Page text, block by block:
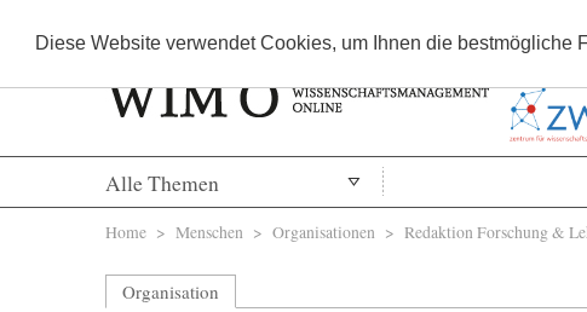
Diese Website verwendet Cookies, um Ihnen die bestmögliche
Alle Themen
Sie sind hier
Home > Menschen > Organisationen > Redaktion Forschung &
Organisation